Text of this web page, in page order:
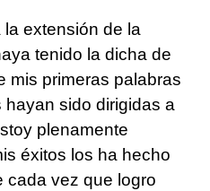
extensión de la
tenido la dicha de
mis primeras palabras
sido dirigidas a
plenamente
éxitos los ha hecho
cada vez que logro